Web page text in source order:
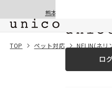
熊本地震の影響による
ロ
TOP ペット対応 NELIN(ネリ
一緒に購入